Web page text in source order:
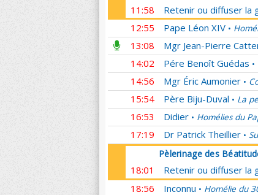
11:58
Retenir ou diffuser la
12:55
Pape Léon XIV •
13:08 Mgr Jean-Pierre
14:02 Pére Benoît Guédas •
14:56 Mgr Éric Aumonier •
15:54 Père Biju-Duval • La
16:53 Didier • Homélies du
17:19 Dr Patrick Theillier •
Pèlerinage des
18:01
Retenir ou diffuser la
18:56
Inconnu • Homélie du